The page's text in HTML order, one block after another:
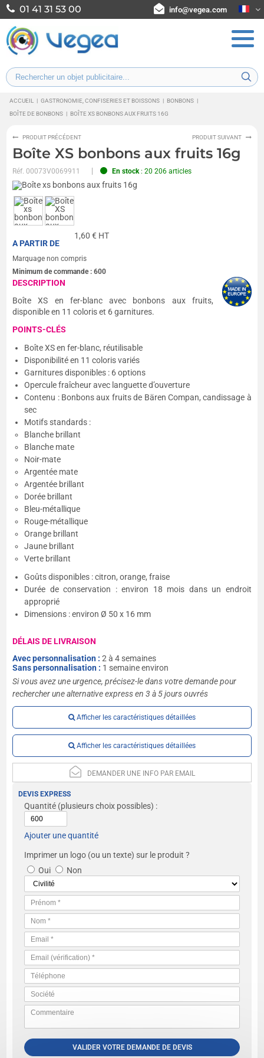
01 41 31 53 00 info@vegea.com
ACCUEIL | GASTRONOMIE, CONFISERIES ET BOISSONS | BONBONS |
BOÎTE DE BONBONS | BOÎTE XS BONBONS AUX FRUITS 16G
PRODUIT PRÉCÉDENT PRODUIT SUIVANT
Boîte XS bonbons aux fruits 16g
Réf.00073V0069911 En stock: 20 206 articles
1,60€ HT
A PARTIR DE
Marquage non compris
Minimum de commande :600
DESCRIPTION
Boîte XS en fer-blanc avec bonbons aux fruits,
disponible en 11 coloris et 6 garnitures.
POINTS-CLÉS
Boîte XS en fer-blanc, réutilisable
Disponibilité en 11 coloris variés
Garnitures disponibles : 6 options
Opercule fraîcheur avec languette d’ouverture
Contenu : Bonbons aux fruits de Bären Compan, candissage à
sec
Motifs standards :
Blanche brillant
Blanche mate
Noir-mate
Argentée mate
Argentée brillant
Dorée brillant
Bleu-métallique
Rouge-métallique
Orange brillant
Jaune brillant
Verte brillant
Goûts disponibles : citron, orange, fraise
Durée de conservation : environ 18 mois dans un endroit
approprié
Dimensions : environ Ø 50 x 16 mm
DÉLAIS DE LIVRAISON
Avec personnalisation :2 à 4 semaines
Sans personnalisation : 1 semaine environ
Si vous avez une urgence, précisez-le dans votre demande pour
rechercher une alternative express en 3 à 5 jours ouvrés
Afficher les caractéristiques détaillées
Afficher les caractéristiques détaillées
DEMANDER UNE INFO PAR EMAIL
DEVIS EXPRESS
Quantité (plusieurs choix possibles) :
Ajouter une quantité
Imprimer un logo (ou un texte) sur le produit ?
Oui
Non
VALIDER VOTRE DEMANDE DE DEVIS